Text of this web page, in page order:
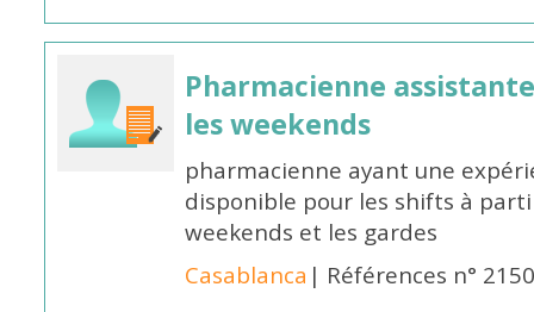
Pharmacienne
les weekends
pharmacienne ayant une
disponible pour les shifts à
weekends et les gardes
Casablanca | Références n°